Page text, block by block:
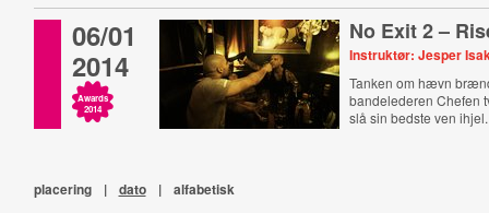
06/01
2014
Awards
2014
No Exit 2 –
Instruktør: Jesper
Tanken om hævn
bandelederen Chefen
slå sin bedste ven ihjel.
placering | dato | alfabetisk